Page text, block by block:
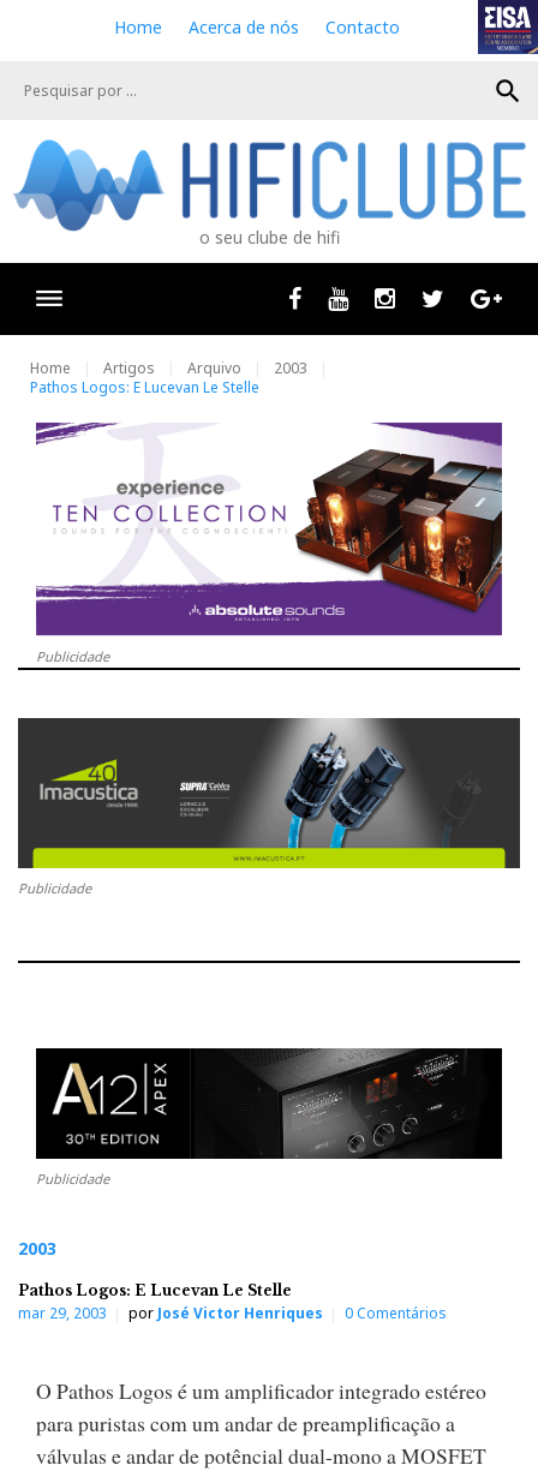
e
Home Acerca de nós Contacto
search
o seu clube de hifi
Facebook
Youtube InstagramTwitter
Home Artigos Arquivo
2003
Pathos Logos: E Lucevan Le Stelle
Publicidade
Publicidade
Publicidade
2003
Pathos Logos: E Lucevan Le Stelle
mar 29, 2003 por José Victor Henriques 0 Comentários
O Pathos Logos é um amplificador integrado estéreo
para puristas com um andar de preamplificação a
válvulas e andar de potêncial dual-mono a MOSFET